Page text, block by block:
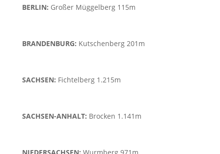
BERLIN: Großer Müggelberg 115m
BRANDENBURG: Kutschenberg 201m
SACHSEN: Fichtelberg 1.215m
SACHSEN-ANHALT: Brocken 1.141m